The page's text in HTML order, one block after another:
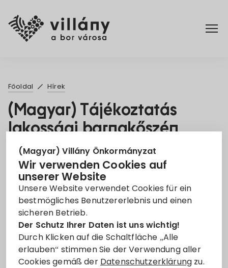
(Magyar) Villány Önkormányzat
Wir verwenden Cookies auf
unserer Website
Unsere Website verwendet Cookies für ein
bestmögliches Benutzererlebnis und einen
sicheren Betrieb.
Der Schutz Ihrer Daten ist uns wichtig!
Durch Klicken auf die Schaltfläche „Alle
erlauben“ stimmen Sie der Verwendung aller
Cookies gemäß der Datenschutzerklärung zu.
Rendelettár
Turizmus
Főoldal Hírek
(Magyar) Tájékoztatás
lakossági barnakőszén
megrendelések
lehetőségeiről
1. März 2023
barnakőszén-program
Leider ist der Eintrag nur aufMagyarverfügbar.